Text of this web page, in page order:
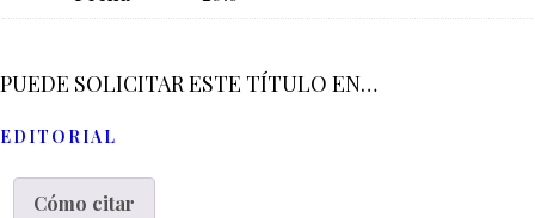
PUEDE SOLICITAR ESTE TÍTULO EN…
EDITORIAL
Cómo citar